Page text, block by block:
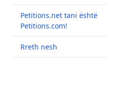
Petitions.net tani është
Petitions.com!
Rreth nesh